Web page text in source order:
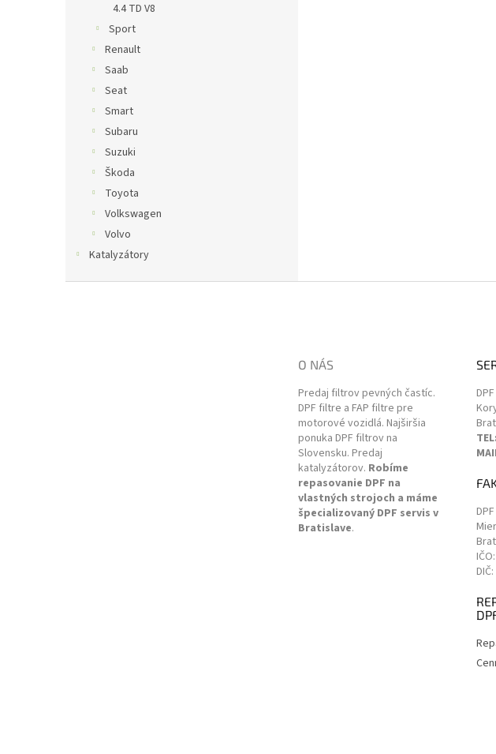
4.4 TD V8
Sport
Renault
Saab
Seat
Smart
Subaru
Suzuki
Škoda
Toyota
Volkswagen
Volvo
Katalyzátory
O NÁS
Predaj filtrov pevných častíc.
DPF filtre a FAP filtre pre
motorové vozidlá. Najširšia
ponuka DPF filtrov na
Slovensku. Predaj
katalyzátorov. Robíme
repasovanie DPF na
vlastných strojoch a máme
špecializovaný DPF servis v
Bratislave.